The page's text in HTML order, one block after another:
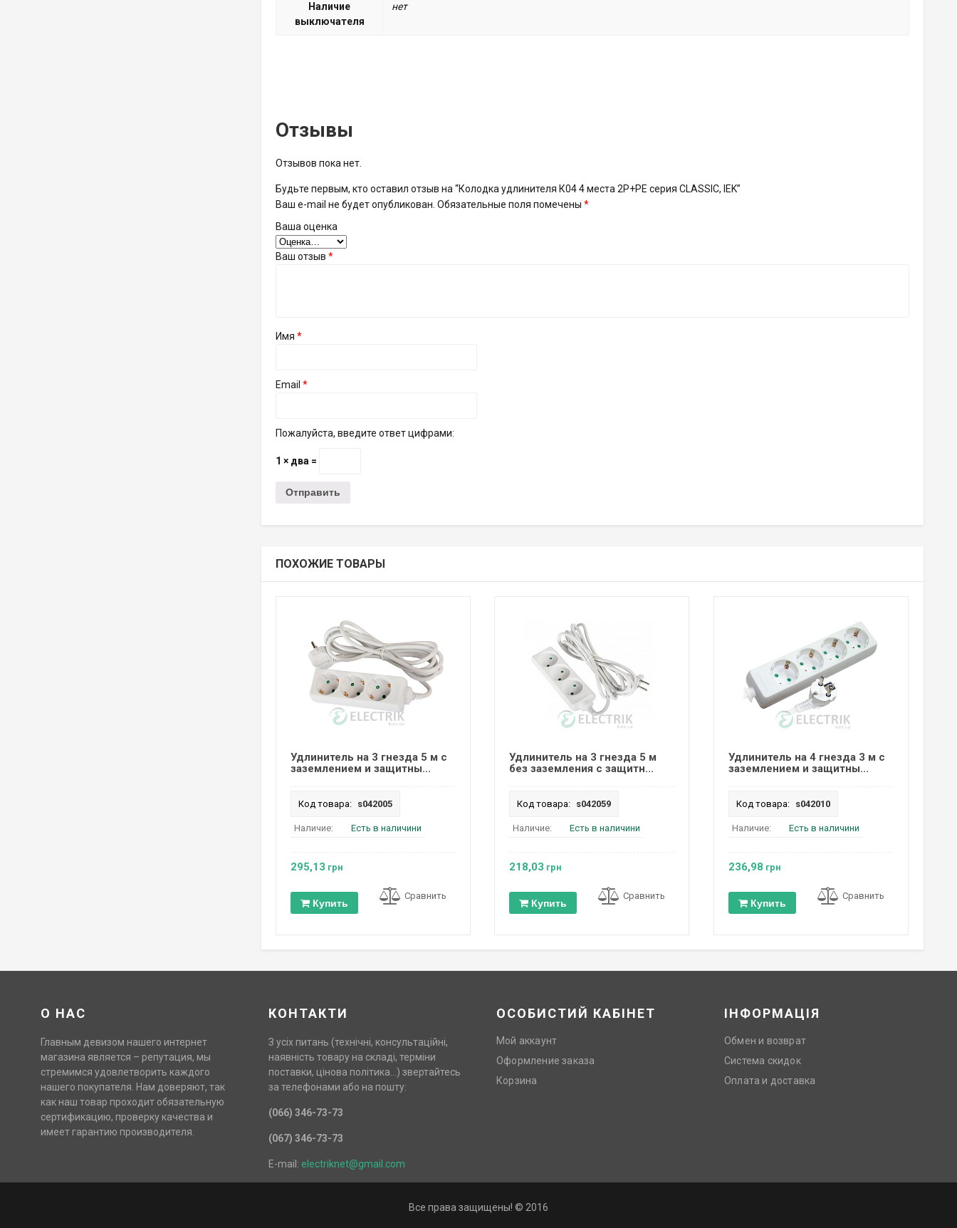
Наличие
выключателя
нет
Отзывы
Отзывов пока нет.
Будьте первым, кто оставил отзыв на “Колодка удлинителя К04 4 места 2P+PE серия CLASSIC, IEK”
Ваш e-mail не будет опубликован. Обязательные поля помечены *
Ваша оценка
Ваш отзыв *
Имя *
Email *
Пожалуйста, введите ответ цифрами:
1 × два =
ПОХОЖИЕ ТОВАРЫ
Удлинитель на 3 гнезда 5 м с
заземлением и защитны...
Код товара: s042005
Наличие: Есть в наличини
295,13 грн
Купить
Сравнить
Удлинитель на 3 гнезда 5 м
без заземления с защитн...
Код товара: s042059
Наличие: Есть в наличини
218,03 грн
Купить
Сравнить
Удлинитель на 4 гнезда 3 м с
заземлением и защитны...
Код товара: s042010
Наличие: Есть в наличини
236,98 грн
Купить
Сравнить
О НАС
Главным девизом нашего интернет
магазина является – репутация, мы
стремимся удовлетворить каждого
нашего покупателя. Нам доверяют, так
как наш товар проходит обязательную
сертификацию, проверку качества и
имеет гарантию производителя.
КОНТАКТИ
З усіх питань (технічні, консультаційні,
наявність товару на складі, терміни
поставки, цінова політика…) звертайтесь
за телефонами або на пошту:
(066) 346-73-73
(067) 346-73-73
E-mail: electriknet@gmail.com
ОСОБИСТИЙ КАБІНЕТ
Мой аккаунт
Оформление заказа
Корзина
ІНФОРМАЦІЯ
Обмен и возврат
Система скидок
Оплата и доставка
Все права защищены! © 2016